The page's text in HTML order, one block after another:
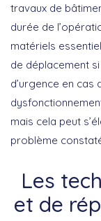
travaux de
durée de
matériels
de déplacement
d’urgence en cas
mais cela peut
problème
Les
et de